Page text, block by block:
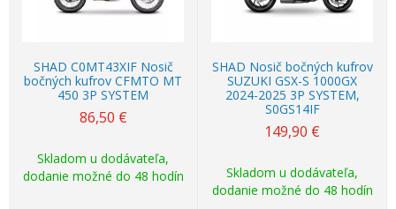
SHAD C0MT43XIF Nosič
bočných kufrov CFMTO MT
450 3P SYSTEM
86,50 €
Skladom u dodávateľa,
dodanie možné do 48 hodín
SHAD Nosič bočných kufrov
SUZUKI GSX-S 1000GX
2024-2025 3P SYSTEM,
S0GS14IF
149,90 €
Skladom u dodávateľa,
dodanie možné do 48 hodín